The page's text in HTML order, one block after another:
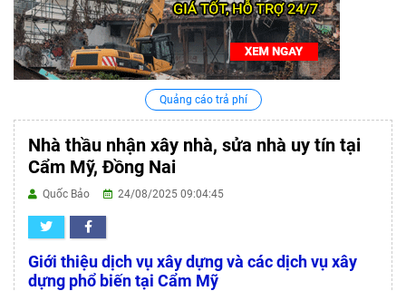
Quảng cáo trả phí
Nhà thầu nhận xây nhà, sửa nhà uy tín tại
Cẩm Mỹ, Đồng Nai
Quốc Bảo 24/08/2025 09:04:45
Giới thiệu dịch vụ xây dựng và các dịch vụ xây
dựng phổ biến tại Cẩm Mỹ